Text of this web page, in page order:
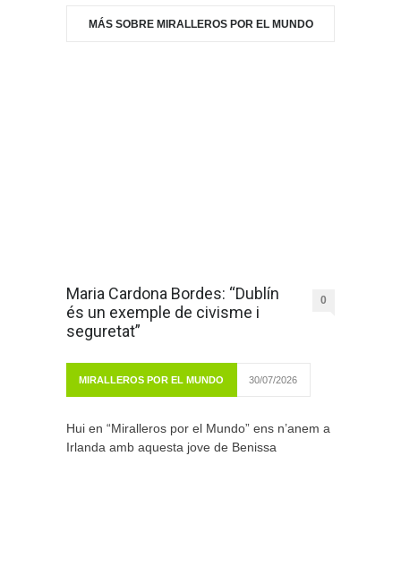
MÁS SOBRE MIRALLEROS POR EL MUNDO
Maria Cardona Bordes: “Dublín
és un exemple de civisme i
seguretat”
0
MIRALLEROS POR EL MUNDO 30/07/2026
Hui en “Miralleros por el Mundo” ens n’anem a
Irlanda amb aquesta jove de Benissa